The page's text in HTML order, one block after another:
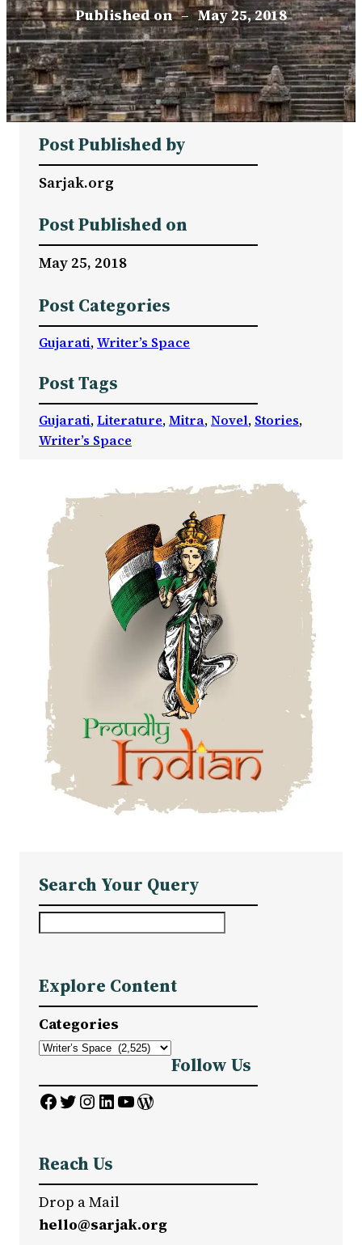
Published on – May 25, 2018
Post Published by
Sarjak.org
Post Published on
May 25, 2018
Post Categories
Gujarati, Writer’s Space
Post Tags
Gujarati, Literature, Mitra, Novel, Stories
Writer’s Space
Search Your Query
r
c
h
Explore Content
Categories
Follow Us
Facebook Twitter InstagramLinkedIn YouTube WordPress
Reach Us
Drop a Mail
hello@sarjak.org